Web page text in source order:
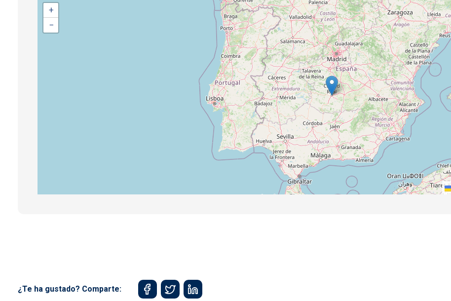
+
−
¿Te ha gustado? Comparte: